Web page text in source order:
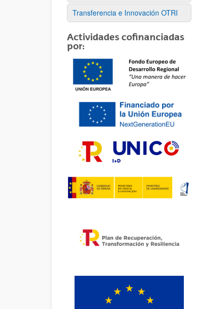
Transferencia e Innovación OTRI
Actividades cofinanciadas
por: